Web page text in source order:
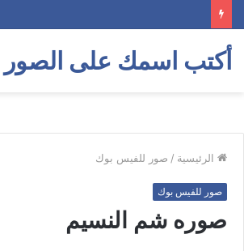
أكتب اسمك على الصور
الرئيسية / صور للفيس بوك
صور للفيس بوك
صوره شم النسيم